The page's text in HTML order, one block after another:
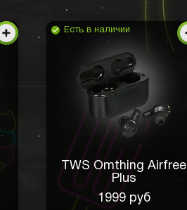
Есть в наличии
TWS Omthing Airfree
Plus
1999 руб